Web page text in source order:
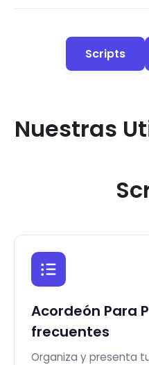
Scripts
Nuestras
Acordeón Para
frecuentes
Organiza y presenta